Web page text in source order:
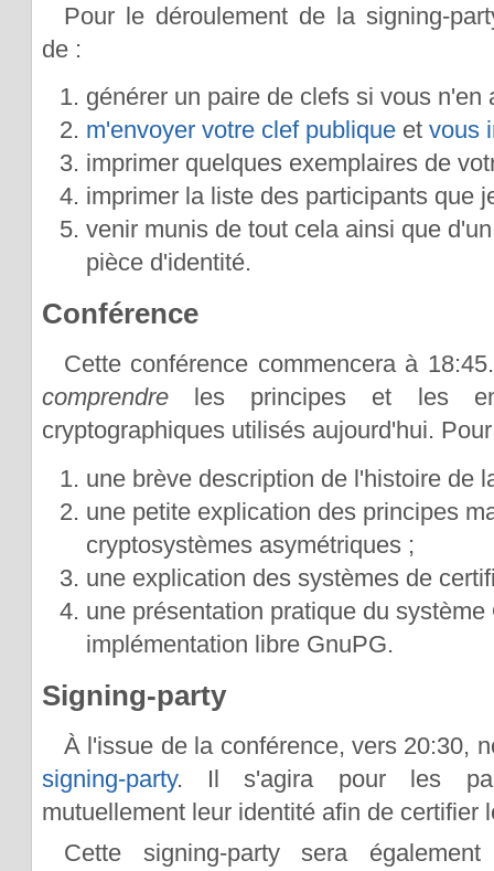
Pour le déroulement de la signing-
de :
générer un paire de clefs si vous n'en
m'envoyer votre clef publiqueet vous
imprimer quelques exemplaires de
imprimer la liste des participants que
venir munis de tout cela ainsi que
pièce d'identité.
Conférence
Cette conférence commencera à
comprendreles principes et les
cryptographiques utilisés aujourd'hui.
une brève description de l'histoire de
une petite explication des principes
cryptosystèmes asymétriques ;
une explication des systèmes de
une présentation pratique du
implémentation libre GnuPG.
Signing-party
À l'issue de la conférence, vers 20:30,
signing-party. Il s'agira pour les
mutuellement leur identité afin de certifier
Cette signing-party sera